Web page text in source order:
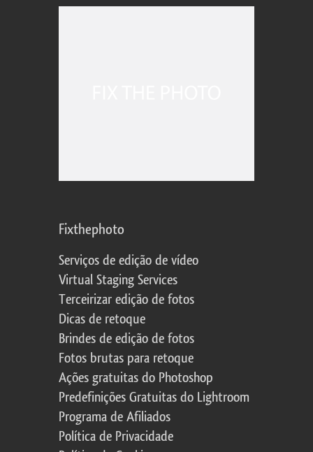
Fixthephoto
Serviços de edição de vídeo
Virtual Staging Services
Terceirizar edição de fotos
Dicas de retoque
Brindes de edição de fotos
Fotos brutas para retoque
Ações gratuitas do Photoshop
Predefinições Gratuitas do Lightroom
Programa de Afiliados
Política de Privacidade